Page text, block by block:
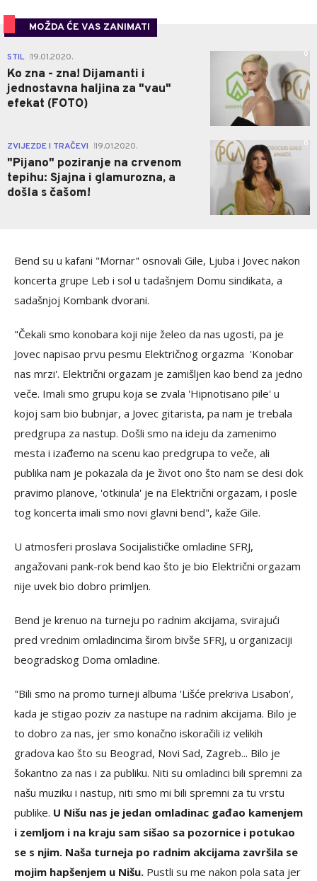
MOŽDA ĆE VAS ZANIMATI
STIL 19.01.2020.
Ko zna - zna! Dijamanti i
jednostavna haljina za "vau"
efekat (FOTO)
0
ZVIJEZDE I TRAČEVI 19.01.2020.
"Pijano" poziranje na crvenom
tepihu: Sjajna i glamurozna, a
došla s čašom!
0
Bend su u kafani "Mornar" osnovali Gile, Ljuba i Jovec nakon
koncerta grupe Leb i sol u tadašnjem Domu sindikata, a
sadašnjoj Kombank dvorani.
"Čekali smo konobara koji nije želeo da nas ugosti, pa je
Jovec napisao prvu pesmu Električnog orgazma 'Konobar
nas mrzi'. Električni orgazam je zamišljen kao bend za jedno
veče. Imali smo grupu koja se zvala 'Hipnotisano pile' u
kojoj sam bio bubnjar, a Jovec gitarista, pa nam je trebala
predgrupa za nastup. Došli smo na ideju da zamenimo
mesta i izađemo na scenu kao predgrupa to veče, ali
publika nam je pokazala da je život ono što nam se desi dok
pravimo planove, 'otkinula' je na Električni orgazam, i posle
tog koncerta imali smo novi glavni bend", kaže Gile.
U atmosferi proslava Socijalističke omladine SFRJ,
angažovani pank-rok bend kao što je bio Električni orgazam
nije uvek bio dobro primljen.
Bend je krenuo na turneju po radnim akcijama, svirajući
pred vrednim omladincima širom bivše SFRJ, u organizaciji
beogradskog Doma omladine.
"Bili smo na promo turneji albuma 'Lišće prekriva Lisabon',
kada je stigao poziv za nastupe na radnim akcijama. Bilo je
to dobro za nas, jer smo konačno iskoračili iz velikih
gradova kao što su Beograd, Novi Sad, Zagreb... Bilo je
šokantno za nas i za publiku. Niti su omladinci bili spremni za
našu muziku i nastup, niti smo mi bili spremni za tu vrstu
publike. U Nišu nas je jedan omladinac gađao kamenjem
i zemljom i na kraju sam sišao sa pozornice i potukao
se s njim. Naša turneja po radnim akcijama završila se
mojim hapšenjem u Nišu. Pustli su me nakon pola sata jer